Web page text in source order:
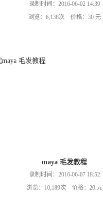
录制时间：2016-06-02 14:39
浏览：6,138次 价格：30 元
maya 毛发教程
录制时间：2016-06-07 18:52
浏览：10,189次 价格：20 元